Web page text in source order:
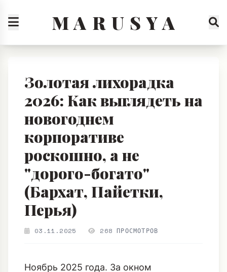
M A R U S Y A
Золотая лихорадка
2026: Как выглядеть на
новогоднем
корпоративе
роскошно, а не
"дорого-богато"
(Бархат, Пайетки,
03.11.2025 268 ПРОСМОТРОВ